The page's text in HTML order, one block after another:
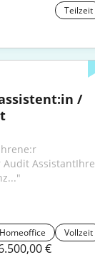
Teilzeit
/
AssistantIhre
Homeoffice Vollzeit
€